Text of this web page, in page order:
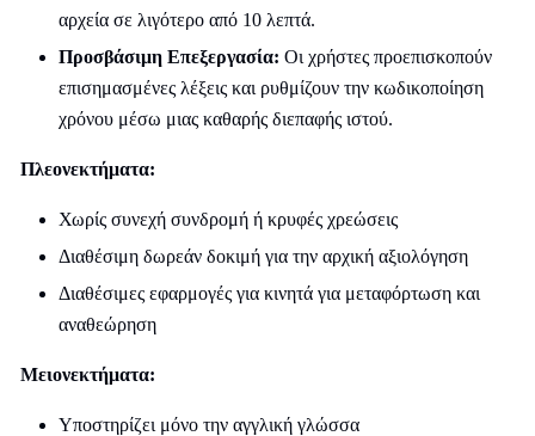
αρχεία σε λιγότερο από 10 λεπτά.
Προσβάσιμη Επεξεργασία: Οι χρήστες προεπισκοπούν
επισημασμένες λέξεις και ρυθμίζουν την κωδικοποίηση
χρόνου μέσω μιας καθαρής διεπαφής ιστού.
Πλεονεκτήματα:
Χωρίς συνεχή συνδρομή ή κρυφές χρεώσεις
Διαθέσιμη δωρεάν δοκιμή για την αρχική αξιολόγηση
Διαθέσιμες εφαρμογές για κινητά για μεταφόρτωση και
αναθεώρηση
Μειονεκτήματα:
Υποστηρίζει μόνο την αγγλική γλώσσα